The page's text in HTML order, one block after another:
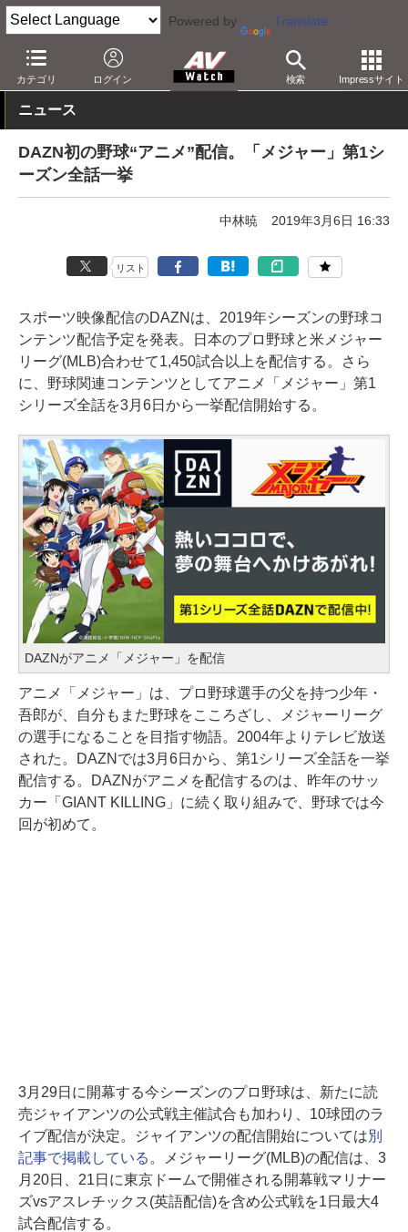
Powered by Translate
カテゴリ ログイン 検索 Impressサイト
AV Watch コンテンツ・サービス 映像配信 DAZN
ニュース
DAZN初の野球“アニメ”配信。「メジャー」第1シ
ーズン全話一挙
中林暁 2019年3月6日 16:33
リスト
スポーツ映像配信のDAZNは、2019年シーズンの野球コ
ンテンツ配信予定を発表。日本のプロ野球と米メジャー
リーグ(MLB)合わせて1,450試合以上を配信する。さら
に、野球関連コンテンツとしてアニメ「メジャー」第1
シリーズ全話を3月6日から一挙配信開始する。
DAZNがアニメ「メジャー」を配信
アニメ「メジャー」は、プロ野球選手の父を持つ少年・
吾郎が、自分もまた野球をこころざし、メジャーリーグ
の選手になることを目指す物語。2004年よりテレビ放送
された。DAZNでは3月6日から、第1シリーズ全話を一挙
配信する。DAZNがアニメを配信するのは、昨年のサッ
カー「GIANT KILLING」に続く取り組みで、野球では今
回が初めて。
3月29日に開幕する今シーズンのプロ野球は、新たに読
売ジャイアンツの公式戦主催試合も加わり、10球団のラ
イブ配信が決定。ジャイアンツの配信開始については別
記事で掲載している 。メジャーリーグ(MLB)の配信は、3
月20日、21日に東京ドームで開催される開幕戦マリナー
ズvsアスレチックス(英語配信)を含め公式戦を1日最大4
試合配信する。